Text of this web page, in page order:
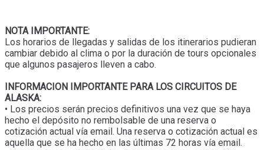
NOTA IMPORTANTE:
Los horarios de llegadas y salidas de los itinerarios pudieran
cambiar debido al clima o por la duración de tours opcionales
que algunos pasajeros lleven a cabo.
INFORMACION IMPORTANTE PARA LOS CIRCUITOS DE
ALASKA:
• Los precios serán precios definitivos una vez que se haya
hecho el depósito no rembolsable de una reserva o
cotización actual vía email. Una reserva o cotización actual es
aquella que se ha hecho en las últimas 72 horas vía email.